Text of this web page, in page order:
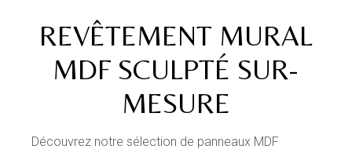
REVÊTEMENT MURAL
MDF SCULPTÉ SUR-
MESURE
Découvrez notre sélection de panneaux MDF